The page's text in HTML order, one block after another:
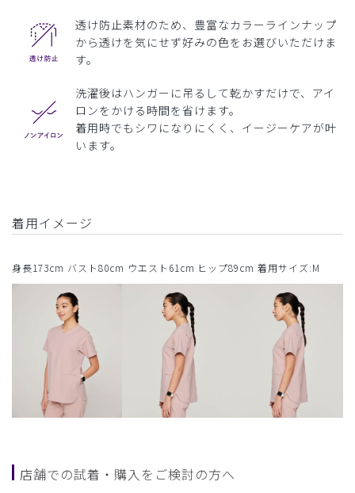
透け防止素材のため、豊富なカラーラインナップ
から透けを気にせず好みの色をお選びいただけま
す。
洗濯後はハンガーに吊るして乾かすだけで、アイ
ロンをかける時間を省けます。
着用時でもシワになりにくく、イージーケアが叶
います。
着用イメージ
身長173cm バスト80cm ウエスト61cm ヒップ89cm 着用サイズ:M
店舗での試着・購入をご検討の方へ